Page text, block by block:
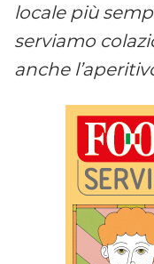
locale più
serviamo
anche